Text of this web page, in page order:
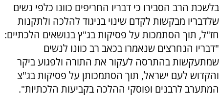
בלשכת הרב הסבירו כי דבריו החריפים כוונו כלפי נשים
שלדבריו מבקשות לקדם שינוי בניגוד להלכה ולתקנות
חז"ל, תוך הסתמכות על פסיקות בג"ץ בנושאים הלכתיים:
"דבריו הנחרצים שנאמרו בכאב רב כוונו לנשים
שמתעקשות בהתרסה לעקור את התורה ולפגוע ביקר
והקדוש לעם ישראל, תוך הסתמכותן על פסיקות בג"צ
המתערב לרבנים ופוסקי ההלכה בקביעות הלכתיות".